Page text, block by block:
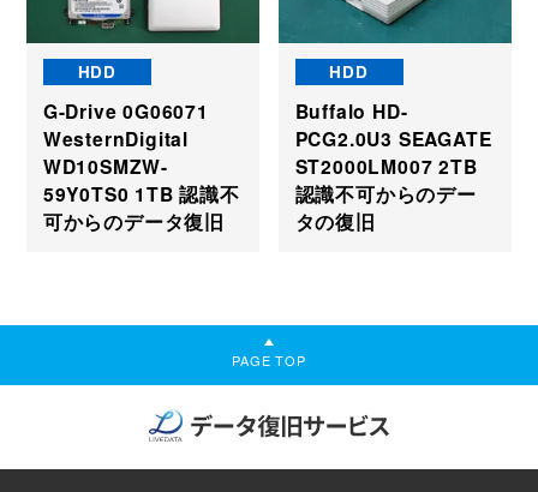
HDD
G-Drive 0G06071
WesternDigital
WD10SMZW-
59Y0TS0 1TB 認識不
可からのデータ復旧
HDD
Buffalo HD-
PCG2.0U3 SEAGATE
ST2000LM007 2TB
認識不可からのデー
タの復旧
PAGE TOP